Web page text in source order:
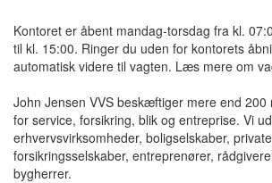
Kontoret er åbent mandag-torsdag fra kl.
til kl. 15:00. Ringer du uden for kontorets
automatisk videre til vagten. Læs mere om
John Jensen VVS beskæftiger mere end 200
for service, forsikring, blik og entreprise. Vi
erhvervsvirksomheder, boligselskaber,
forsikringsselskaber, entreprenører,
bygherrer.